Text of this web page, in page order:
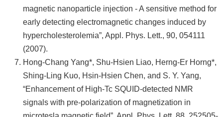
magnetic nanoparticle injection - A sensitive method for
early detecting electromagnetic changes induced by
hypercholesterolemia”, Appl. Phys. Lett., 90, 054111
(2007).
Hong-Chang Yang*, Shu-Hsien Liao, Herng-Er Horng*,
Shing-Ling Kuo, Hsin-Hsien Chen, and S. Y. Yang,
“Enhancement of High-Tc SQUID-detected NMR
signals with pre-polarization of magnetization in